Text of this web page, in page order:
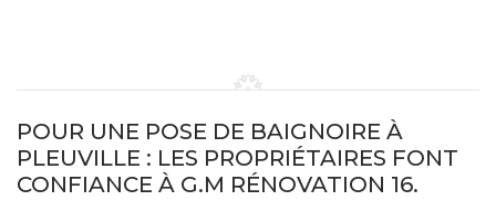
POUR UNE POSE DE BAIGNOIRE À
PLEUVILLE : LES PROPRIÉTAIRES FONT
CONFIANCE À G.M RÉNOVATION 16.